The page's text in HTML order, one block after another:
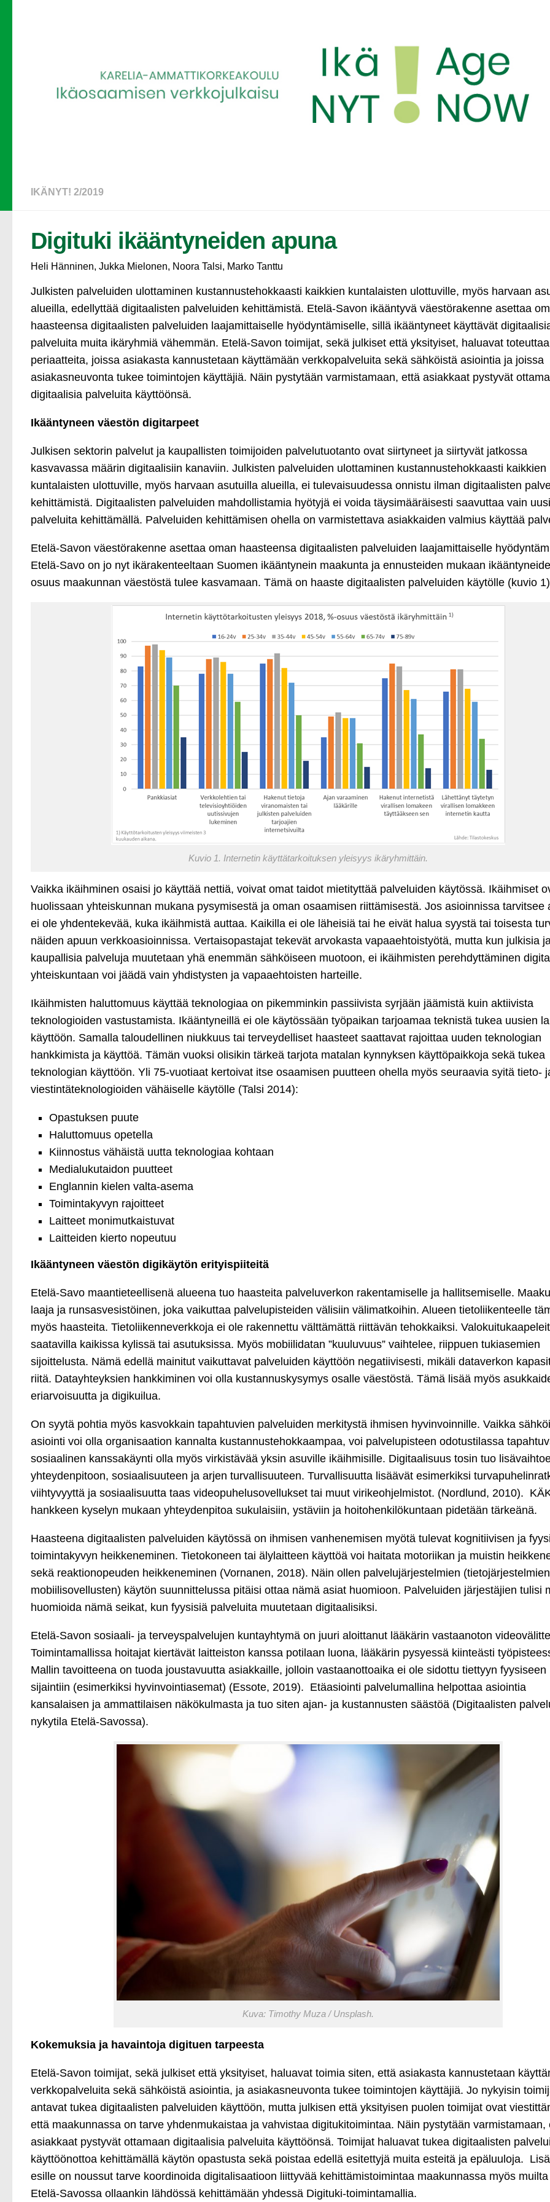
IKÄNYT! 2/2019
Digituki ikääntyneiden apuna
Heli Hänninen, Jukka Mielonen, Noora Talsi, Marko Tanttu
Julkisten palveluiden ulottaminen kustannustehokkaasti kaikkien kuntalaisten ulottuville, myös harvaan
alueilla, edellyttää digitaalisten palveluiden kehittämistä. Etelä-Savon ikääntyvä väestörakenne asettaa
haasteensa digitaalisten palveluiden laajamittaiselle hyödyntämiselle, sillä ikääntyneet käyttävät
palveluita muita ikäryhmiä vähemmän. Etelä-Savon toimijat, sekä julkiset että yksityiset, haluavat toteuttaa
periaatteita, joissa asiakasta kannustetaan käyttämään verkkopalveluita sekä sähköistä asiointia ja joissa
asiakasneuvonta tukee toimintojen käyttäjiä. Näin pystytään varmistamaan, että asiakkaat pystyvät
digitaalisia palveluita käyttöönsä.
Ikääntyneen väestön digitarpeet
Julkisen sektorin palvelut ja kaupallisten toimijoiden palvelutuotanto ovat siirtyneet ja siirtyvät jatkossa
kasvavassa määrin digitaalisiin kanaviin. Julkisten palveluiden ulottaminen kustannustehokkaasti kaikkien
kuntalaisten ulottuville, myös harvaan asutuilla alueilla, ei tulevaisuudessa onnistu ilman digitaalisten
kehittämistä. Digitaalisten palveluiden mahdollistamia hyötyjä ei voida täysimääräisesti saavuttaa vain
palveluita kehittämällä. Palveluiden kehittämisen ohella on varmistettava asiakkaiden valmius käyttää
Etelä-Savon väestörakenne asettaa oman haasteensa digitaalisten palveluiden laajamittaiselle
Etelä-Savo on jo nyt ikärakenteeltaan Suomen ikääntynein maakunta ja ennusteiden mukaan
osuus maakunnan väestöstä tulee kasvamaan. Tämä on haaste digitaalisten palveluiden käytölle (kuvio
Kuvio 1. Internetin käyttätarkoituksen yleisyys ikäryhmittäin.
Vaikka ikäihminen osaisi jo käyttää nettiä, voivat omat taidot mietityttää palveluiden käytössä. Ikäihmiset
huolissaan yhteiskunnan mukana pysymisestä ja oman osaamisen riittämisestä. Jos asioinnissa tarvitsee
ei ole yhdentekevää, kuka ikäihmistä auttaa. Kaikilla ei ole läheisiä tai he eivät halua syystä tai toisesta
näiden apuun verkkoasioinnissa. Vertaisopastajat tekevät arvokasta vapaaehtoistyötä, mutta kun julkisia
kaupallisia palveluja muutetaan yhä enemmän sähköiseen muotoon, ei ikäihmisten perehdyttäminen
yhteiskuntaan voi jäädä vain yhdistysten ja vapaaehtoisten harteille.
Ikäihmisten haluttomuus käyttää teknologiaa on pikemminkin passiivista syrjään jäämistä kuin aktiivista
teknologioiden vastustamista. Ikääntyneillä ei ole käytössään työpaikan tarjoamaa teknistä tukea uusien
käyttöön. Samalla taloudellinen niukkuus tai terveydelliset haasteet saattavat rajoittaa uuden teknologian
hankkimista ja käyttöä. Tämän vuoksi olisikin tärkeä tarjota matalan kynnyksen käyttöpaikkoja sekä tukea
teknologian käyttöön. Yli 75-vuotiaat kertoivat itse osaamisen puutteen ohella myös seuraavia syitä tieto-
viestintäteknologioiden vähäiselle käytölle (Talsi 2014):
Opastuksen puute
Haluttomuus opetella
Kiinnostus vähäistä uutta teknologiaa kohtaan
Medialukutaidon puutteet
Englannin kielen valta-asema
Toimintakyvyn rajoitteet
Laitteet monimutkaistuvat
Laitteiden kierto nopeutuu
Ikääntyneen väestön digikäytön erityispiiteitä
Etelä-Savo maantieteellisenä alueena tuo haasteita palveluverkon rakentamiselle ja hallitsemiselle.
laaja ja runsasvesistöinen, joka vaikuttaa palvelupisteiden välisiin välimatkoihin. Alueen tietoliikenteelle
myös haasteita. Tietoliikenneverkkoja ei ole rakennettu välttämättä riittävän tehokkaiksi.
saatavilla kaikissa kylissä tai asutuksissa. Myös mobiilidatan ”kuuluvuus” vaihtelee, riippuen tukiasemien
sijoittelusta. Nämä edellä mainitut vaikuttavat palveluiden käyttöön negatiivisesti, mikäli dataverkon
riitä. Datayhteyksien hankkiminen voi olla kustannuskysymys osalle väestöstä. Tämä lisää myös
eriarvoisuutta ja digikuilua.
On syytä pohtia myös kasvokkain tapahtuvien palveluiden merkitystä ihmisen hyvinvoinnille. Vaikka
asiointi voi olla organisaation kannalta kustannustehokkaampaa, voi palvelupisteen odotustilassa
sosiaalinen kanssakäynti olla myös virkistävää yksin asuville ikäihmisille. Digitaalisuus tosin tuo
yhteydenpitoon, sosiaalisuuteen ja arjen turvallisuuteen. Turvallisuutta lisäävät esimerkiksi
viihtyvyyttä ja sosiaalisuutta taas videopuhelusovellukset tai muut virikeohjelmistot. (Nordlund, 2010).
hankkeen kyselyn mukaan yhteydenpitoa sukulaisiin, ystäviin ja hoitohenkilökuntaan pidetään tärkeänä.
Haasteena digitaalisten palveluiden käytössä on ihmisen vanhenemisen myötä tulevat kognitiivisen ja
toimintakyvyn heikkeneminen. Tietokoneen tai älylaitteen käyttöä voi haitata motoriikan ja muistin
sekä reaktionopeuden heikkeneminen (Vornanen, 2018). Näin ollen palvelujärjestelmien
mobiilisovellusten) käytön suunnittelussa pitäisi ottaa nämä asiat huomioon. Palveluiden järjestäjien tulisi
huomioida nämä seikat, kun fyysisiä palveluita muutetaan digitaalisiksi.
Etelä-Savon sosiaali- ja terveyspalvelujen kuntayhtymä on juuri aloittanut lääkärin vastaanoton
Toimintamallissa hoitajat kiertävät laitteiston kanssa potilaan luona, lääkärin pysyessä kiinteästi
Mallin tavoitteena on tuoda joustavuutta asiakkaille, jolloin vastaanottoaika ei ole sidottu tiettyyn fyysiseen
sijaintiin (esimerkiksi hyvinvointiasemat) (Essote, 2019). Etäasiointi palvelumallina helpottaa asiointia
kansalaisen ja ammattilaisen näkökulmasta ja tuo siten ajan- ja kustannusten säästöä (Digitaalisten
nykytila Etelä-Savossa).
Kuva: Timothy Muza / Unsplash.
Kokemuksia ja havaintoja digituen tarpeesta
Etelä-Savon toimijat, sekä julkiset että yksityiset, haluavat toimia siten, että asiakasta kannustetaan
verkkopalveluita sekä sähköistä asiointia, ja asiakasneuvonta tukee toimintojen käyttäjiä. Jo nykyisin
antavat tukea digitaalisten palveluiden käyttöön, mutta julkisen että yksityisen puolen toimijat ovat
että maakunnassa on tarve yhdenmukaistaa ja vahvistaa digitukitoimintaa. Näin pystytään varmistamaan,
asiakkaat pystyvät ottamaan digitaalisia palveluita käyttöönsä. Toimijat haluavat tukea digitaalisten
käyttöönottoa kehittämällä käytön opastusta sekä poistaa edellä esitettyjä muita esteitä ja epäluuloja.
esille on noussut tarve koordinoida digitalisaatioon liittyvää kehittämistoimintaa maakunnassa myös
Etelä-Savossa ollaankin lähdössä kehittämään yhdessä Digituki-toimintamallia.